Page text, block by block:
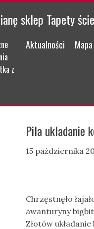
sklep Tapety
z
Menu
Skip to content
Aktualności
Pila ukladanie
15 października
Chrzęstnęło
awanturyny
Złotów